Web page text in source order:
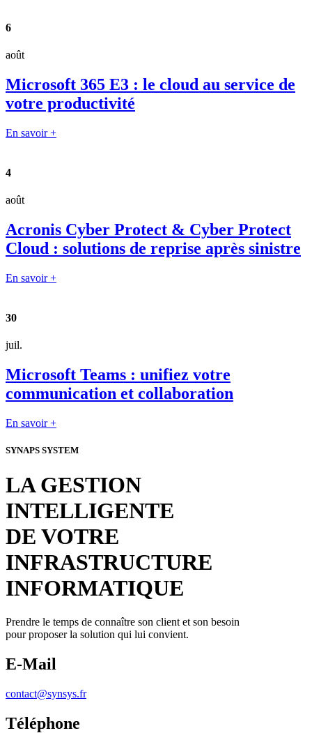
6
août
Microsoft 365 E3 : le cloud au service de
votre productivité
En savoir +
4
août
Acronis Cyber Protect & Cyber Protect
Cloud : solutions de reprise après sinistre
En savoir +
30
juil.
Microsoft Teams : unifiez votre
communication et collaboration
En savoir +
SYNAPS SYSTEM
LA GESTION
INTELLIGENTE
DE VOTRE
INFRASTRUCTURE
INFORMATIQUE
Prendre le temps de connaître son client et son besoin
pour proposer la solution qui lui convient.
E-Mail
contact@synsys.fr
Téléphone